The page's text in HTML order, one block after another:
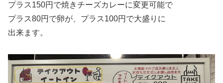
プラス150円で焼きチーズカレーに変更可能で
プラス80円で卵が、プラス100円で大盛りに
出来ます。